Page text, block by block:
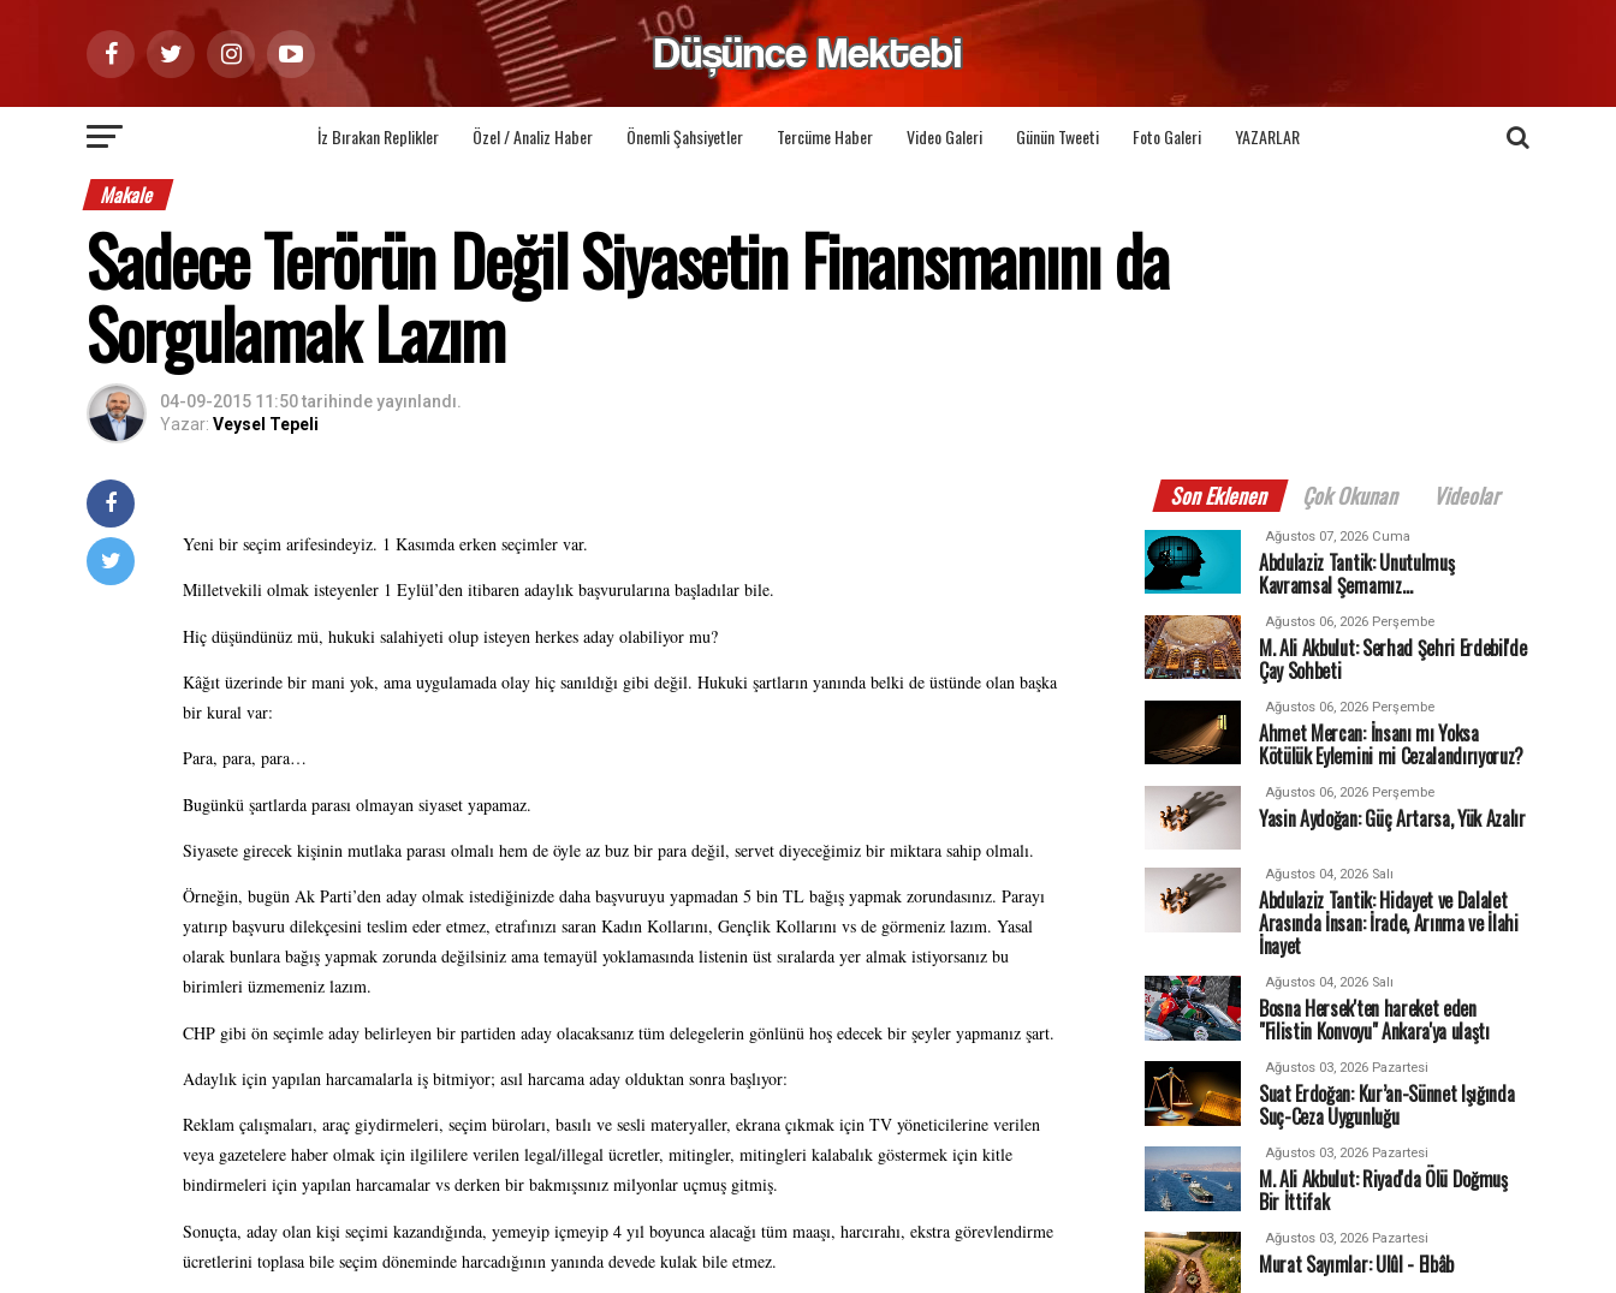
İz Bırakan Replikler Özel / Analiz Haber Önemli Şahsiyetler Tercüme Haber Video Galeri Günün Tweeti Foto Galeri YAZARLAR
Makale
Sadece Terörün Değil Siyasetin Finansmanını da
Sorgulamak Lazım
04-09-2015 11:50tarihinde yayınlandı.
Yazar: Veysel Tepeli
Yeni bir seçim arifesindeyiz. 1 Kasımda erken seçimler var.
Milletvekili olmak isteyenler 1 Eylül’den itibaren adaylık başvurularına başladılar bile.
Hiç düşündünüz mü, hukuki salahiyeti olup isteyen herkes aday olabiliyor mu?
Kâğıt üzerinde bir mani yok, ama uygulamada olay hiç sanıldığı gibi değil. Hukuki şartların yanında belki de üstünde olan başka
bir kural var:
Para, para, para…
Bugünkü şartlarda parası olmayan siyaset yapamaz.
Siyasete girecek kişinin mutlaka parası olmalı hem de öyle az buz bir para değil, servet diyeceğimiz bir miktara sahip olmalı.
Örneğin, bugün Ak Parti’den aday olmak istediğinizde daha başvuruyu yapmadan 5 bin TL bağış yapmak zorundasınız. Parayı
yatırıp başvuru dilekçesini teslim eder etmez, etrafınızı saran Kadın Kollarını, Gençlik Kollarını vs de görmeniz lazım. Yasal
olarak bunlara bağış yapmak zorunda değilsiniz ama temayül yoklamasında listenin üst sıralarda yer almak istiyorsanız bu
birimleri üzmemeniz lazım.
CHP gibi ön seçimle aday belirleyen bir partiden aday olacaksanız tüm delegelerin gönlünü hoş edecek bir şeyler yapmanız şart.
Adaylık için yapılan harcamalarla iş bitmiyor; asıl harcama aday olduktan sonra başlıyor:
Reklam çalışmaları, araç giydirmeleri, seçim büroları, basılı ve sesli materyaller, ekrana çıkmak için TV yöneticilerine verilen
veya gazetelere haber olmak için ilgililere verilen legal/illegal ücretler, mitingler, mitingleri kalabalık göstermek için kitle
bindirmeleri için yapılan harcamalar vs derken bir bakmışsınız milyonlar uçmuş gitmiş.
Sonuçta, aday olan kişi seçimi kazandığında, yemeyip içmeyip 4 yıl boyunca alacağı tüm maaşı, harcırahı, ekstra görevlendirme
ücretlerini toplasa bile seçim döneminde harcadığının yanında devede kulak bile etmez.
Son Eklenen Çok Okunan Videolar
Ağustos 07, 2026 Cuma
Abdulaziz Tantik: Unutulmuş
Kavramsal Şemamız…
Ağustos 06, 2026 Perşembe
M. Ali Akbulut: Serhad Şehri Erdebil'de
Çay Sohbeti
Ağustos 06, 2026 Perşembe
Ahmet Mercan: İnsanı mı Yoksa
Kötülük Eylemini mi Cezalandırıyoruz?
Ağustos 06, 2026 Perşembe
Yasin Aydoğan: Güç Artarsa, Yük Azalır
Ağustos 04, 2026 Salı
Abdulaziz Tantik: Hidayet ve Dalalet
Arasında İnsan: İrade, Arınma ve İlahi
İnayet
Ağustos 04, 2026 Salı
Bosna Hersek'ten hareket eden
"Filistin Konvoyu" Ankara'ya ulaştı
Ağustos 03, 2026 Pazartesi
Suat Erdoğan: Kur’an-Sünnet Işığında
Suç-Ceza Uygunluğu
Ağustos 03, 2026 Pazartesi
M. Ali Akbulut: Riyad'da Ölü Doğmuş
Bir İttifak
Ağustos 03, 2026 Pazartesi
Murat Sayımlar: Ulûl - Elbâb